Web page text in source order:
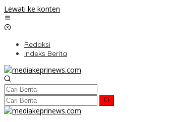
Lewati ke konten
Redaksi
Indeks Berita